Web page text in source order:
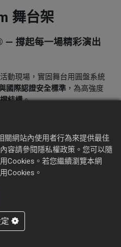
我們
舞台架
— 撐起每一場精彩演出
動現場，實固舞台用圓盤系統
國際認證安全標準 ，為高強度
結構。
設計能力，實固不只是材料供
。
整合，實固為每一場演出帶來
關網站內使用者行為來提供最佳
容請參閱隱私權政策。您可以隨
Cookies。若您繼續瀏覽本網
Cookies。